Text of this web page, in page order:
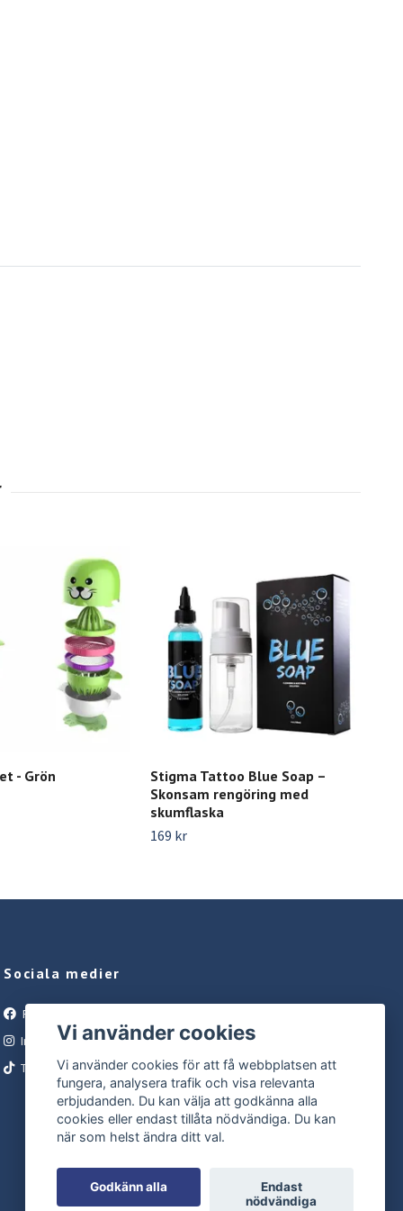
- Grön
Stigma Tattoo Blue Soap –
Skonsam rengöring med
skumflaska
169 kr
Sociala medier
Facebook
Instagram
Tiktok
Vi använder cookies
Vi använder cookies för att få webbplatsen att
fungera, analysera trafik och visa relevanta
erbjudanden. Du kan välja att godkänna alla
cookies eller endast tillåta nödvändiga. Du kan
när som helst ändra ditt val.
Godkänn alla
Endast
nödvändiga